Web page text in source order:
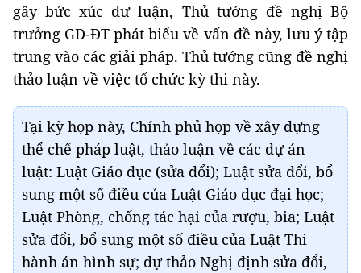
gây bức xúc dư luận, Thủ tướng đề nghị Bộ
trưởng GD-ĐT phát biểu về vấn đề này, lưu ý tập
trung vào các giải pháp. Thủ tướng cũng đề nghị
thảo luận về việc tổ chức kỳ thi này.
Tại kỳ họp này, Chính phủ họp về xây dựng
thể chế pháp luật, thảo luận về các dự án
luật: Luật Giáo dục (sửa đổi); Luật sửa đổi, bổ
sung một số điều của Luật Giáo dục đại học;
Luật Phòng, chống tác hại của rượu, bia; Luật
sửa đổi, bổ sung một số điều của Luật Thi
hành án hình sự; dự thảo Nghị định sửa đổi,